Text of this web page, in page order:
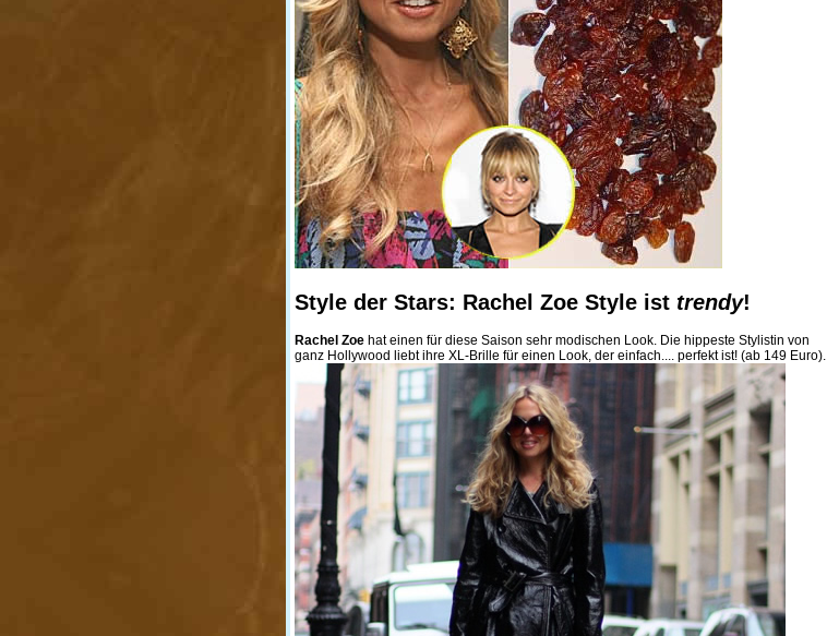
Style der Stars: Rachel Zoe Style ist trendy!
Rachel Zoe hat einen für diese Saison sehr modischen Look. Die hippeste Stylistin von
ganz Hollywood liebt ihre XL-Brille für einen Look, der einfach.... perfekt ist! (ab 149 Euro).